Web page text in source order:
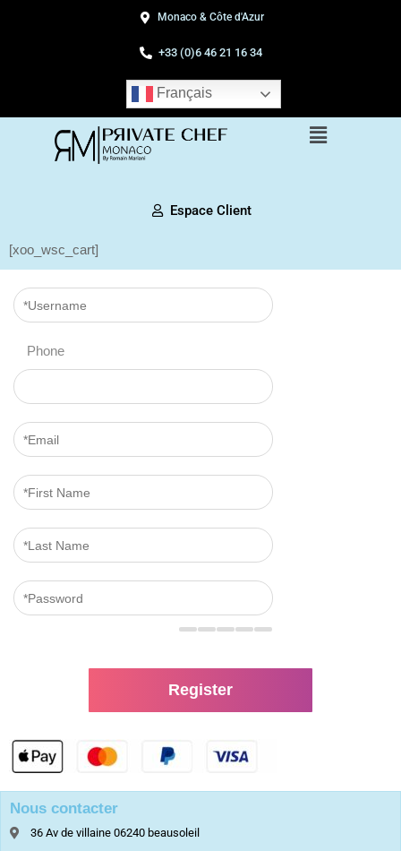
Monaco & Côte d'Azur
+33 (0)6 46 21 16 34
Français
Espace Client
[xoo_wsc_cart]
Phone
Nous contacter
36 Av de villaine 06240 beausoleil